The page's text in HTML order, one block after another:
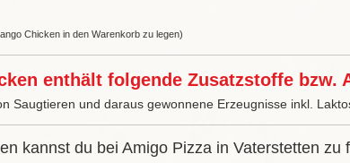
Chicken in den Warenkorb zu legen)
enthält folgende Zusatzstoffe bzw.
Saugtieren und daraus gewonnene Erzeugnisse inkl.
kannst du bei Amigo Pizza in Vaterstetten zu